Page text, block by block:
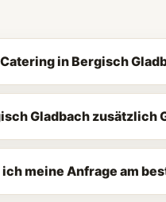
in Bergisch
Gladbach zusätzlich
meine Anfrage am